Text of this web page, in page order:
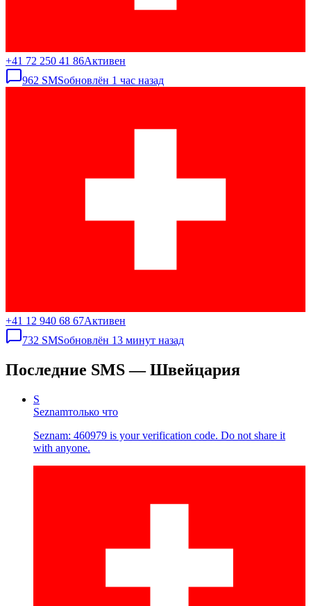
+41 72 250 41 86Активен
962 SMSобновлён 1 час назад
+41 12 940 68 67Активен
732 SMSобновлён 13 минут назад
Последние SMS — Швейцария
S
Seznamтолько что
Seznam: 460979 is your verification code. Do not share it
with anyone.